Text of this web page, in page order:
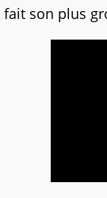
fait son plus